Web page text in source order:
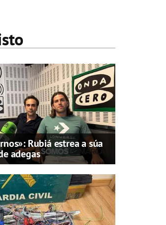
Rubiá estrea a súa
adegas